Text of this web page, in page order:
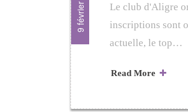
Le club d'Aligre
inscriptions sont
actuelle, le top…
Read More